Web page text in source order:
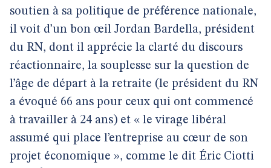
soutien à sa politique de préférence nationale,
il voit d’un bon œil Jordan Bardella, président
du RN, dont il apprécie la clarté du discours
réactionnaire, la souplesse sur la question de
l’âge de départ à la retraite (le président du RN
a évoqué 66 ans pour ceux qui ont commencé
à travailler à 24 ans) et « le virage libéral
assumé qui place l’entreprise au cœur de son
projet économique », comme le dit Éric Ciotti